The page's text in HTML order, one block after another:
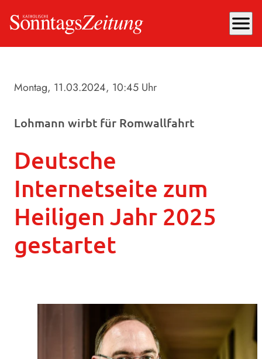
menu
Montag, 11.03.2024, 10:45 Uhr
Lohmann wirbt für Romwallfahrt
Deutsche
Internetseite zum
Heiligen Jahr 2025
gestartet